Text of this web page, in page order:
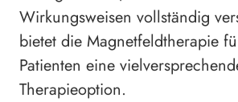
Wirkungsweisen vollständig
bietet die Magnetfeldtherapie
Patienten eine
Therapieoption.